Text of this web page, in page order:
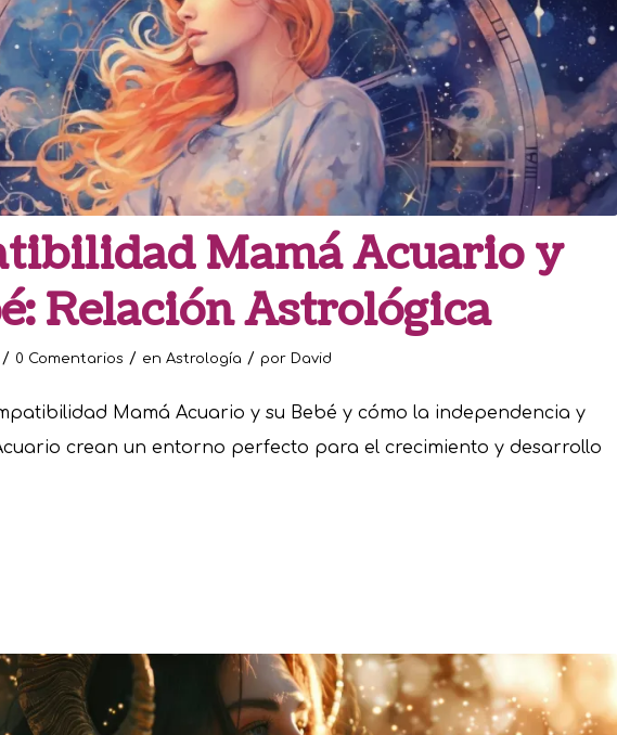
Mamá Acuario y
Relación Astrológica
/ 0 Comentarios / en Astrología / por David
Mamá Acuario y su Bebé y cómo la independencia y
crean un entorno perfecto para el crecimiento y desarrollo